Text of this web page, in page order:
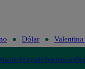
Dólar Valentina
Te ayudoTendencias